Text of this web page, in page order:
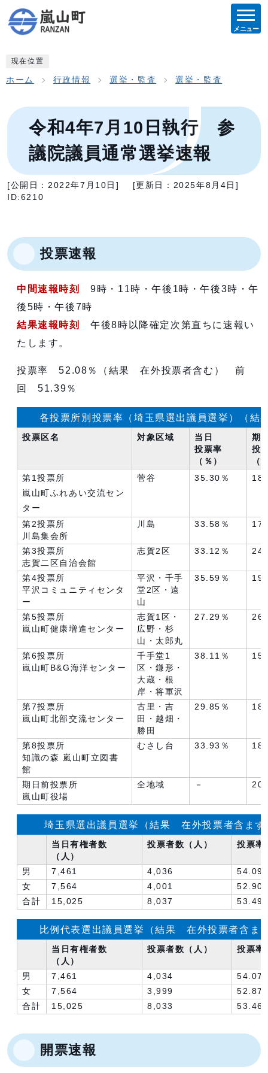
メニュー
現在位置
ホーム 行政情報 選挙・監査 選挙・監査
令和4年7月10日執行 参
議院議員通常選挙速報
[公開日： 2022年7月10日 ] [更新日： 2025年8月4日]
ID:6210
投票速報
中間速報時刻
9時・11時・午後1時・午後3時・午
後5時・午後7時
結果速報時刻午後8時以降確定次第直ちに速報い
たします。
投票率 52.08％（結果 在外投票者含む） 前
回 51.39％
各投票所別投票率（埼玉県選出議員選挙）（結
投票区名 対象区域
当日
投票率
（％）
期
投
（
第1投票所
嵐山町ふれあい交流セン
ター
菅谷 35.30％
第2投票所
川島集会所
川島 33.58％
第3投票所
志賀二区自治会館
志賀2区 33.12％
第4投票所
平沢コミュニティセンタ
ー
平沢・千手
堂2区・遠
山
35.59％
第5投票所
嵐山町健康増進センター
志賀1区・
広野・杉
山・太郎丸
27.29％
第6投票所
嵐山町B&G海洋センター
千手堂1
区・鎌形・
大蔵・根
岸・将軍沢
38.11％
第7投票所
嵐山町北部交流センター
古里・吉
田・越畑・
勝田
29.85％
第8投票所
知識の森 嵐山町立図書
館
むさし台 33.93％
期日前投票所
嵐山町役場
全地域 －
埼玉県選出議員選挙（結果 在外投票者含まず
当日有権者数
（人）
投票者数（人） 投票率
男 7,461 4,036
54.09
女
7,564 4,001
52.90
合計
15,025 8,037 53.49
比例代表選出議員選挙（結果 在外投票者含ま
当日有権者数
（人）
投票者数（人） 投票率
男 7,461 4,034
54.07
女
7,564 3,999
52.87
合計
15,025 8,033 53.46
開票速報